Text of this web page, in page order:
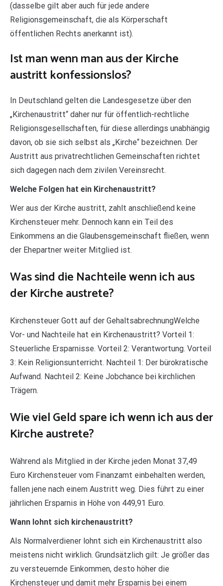
(dasselbe gilt aber auch für jede andere
Religionsgemeinschaft, die als Körperschaft
öffentlichen Rechts anerkannt ist).
Ist man wenn man aus der Kirche
austritt konfessionslos?
In Deutschland gelten die Landesgesetze über den
„Kirchenaustritt“ daher nur für öffentlich-rechtliche
Religionsgesellschaften, für diese allerdings unabhängig
davon, ob sie sich selbst als „Kirche“ bezeichnen. Der
Austritt aus privatrechtlichen Gemeinschaften richtet
sich dagegen nach dem zivilen Vereinsrecht.
Welche Folgen hat ein Kirchenaustritt?
Wer aus der Kirche austritt, zahlt anschließend keine
Kirchensteuer mehr. Dennoch kann ein Teil des
Einkommens an die Glaubensgemeinschaft fließen, wenn
der Ehepartner weiter Mitglied ist.
Was sind die Nachteile wenn ich aus
der Kirche austrete?
Kirchensteuer Gott auf der GehaltsabrechnungWelche
Vor- und Nachteile hat ein Kirchenaustritt? Vorteil 1:
Steuerliche Ersparnisse. Vorteil 2: Verantwortung. Vorteil
3: Kein Religionsunterricht. Nachteil 1: Der bürokratische
Aufwand. Nachteil 2: Keine Jobchance bei kirchlichen
Trägern.
Wie viel Geld spare ich wenn ich aus der
Kirche austrete?
Während als Mitglied in der Kirche jeden Monat 37,49
Euro Kirchensteuer vom Finanzamt einbehalten werden,
fallen jene nach einem Austritt weg. Dies führt zu einer
jährlichen Ersparnis in Höhe von 449,91 Euro.
Wann lohnt sich kirchenaustritt?
Als Normalverdiener lohnt sich ein Kirchenaustritt also
meistens nicht wirklich. Grundsätzlich gilt: Je größer das
zu versteuernde Einkommen, desto höher die
Kirchensteuer und damit mehr Ersparnis bei einem